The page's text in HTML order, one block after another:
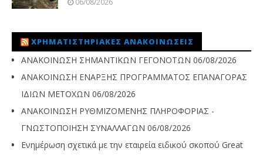
06/08/2026
ΧΡΗΜΑΤΙΣΤΗΡΙΑΚΈΣ ΑΝΑΚΟΙΝΏΣΕΙΣ
ΑΝΑΚΟΙΝΩΣΗ ΣΗΜΑΝΤΙΚΩΝ ΓΕΓΟΝΟΤΩΝ 06/08/2026
ΑΝΑΚΟΙΝΩΣΗ ΕΝΑΡΞΗΣ ΠΡΟΓΡΑΜΜΑΤΟΣ ΕΠΑΝΑΓΟΡΑΣ
ΙΔΙΩΝ ΜΕΤΟΧΩΝ 06/08/2026
ΑΝΑΚΟΙΝΩΣΗ ΡΥΘΜΙΖΟΜΕΝΗΣ ΠΛΗΡΟΦΟΡΙΑΣ -
ΓΝΩΣΤΟΠΟΙΗΣΗ ΣΥΝΑΛΛΑΓΩΝ 06/08/2026
Ενημέρωση σχετικά με την εταιρεία ειδικού σκοπού Great